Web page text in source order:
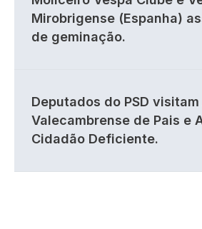
Mirobrigense (Espanha)
de geminação.
Deputados do PSD
Valecambrense de Pais e
Cidadão Deficiente.